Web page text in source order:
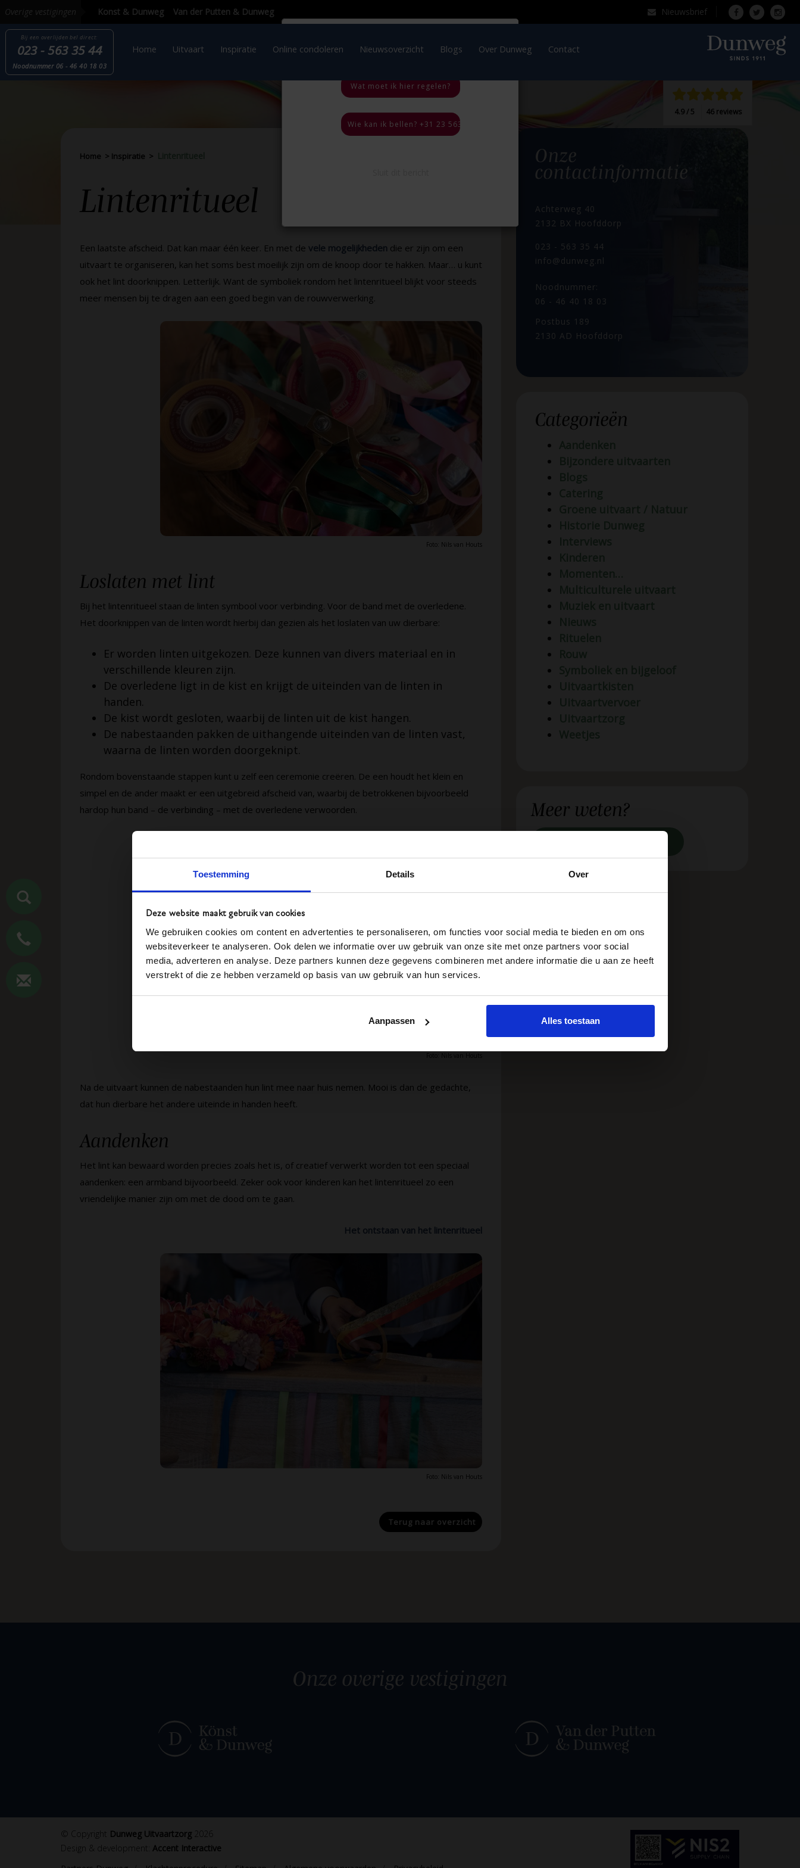
Toestemming Details Over
Deze website maakt gebruik van cookies
We gebruiken cookies om content en advertenties te personaliseren, om functies voor social media te bieden en om ons
websiteverkeer te analyseren. Ook delen we informatie over uw gebruik van onze site met onze partners voor social
media, adverteren en analyse. Deze partners kunnen deze gegevens combineren met andere informatie die u aan ze heeft
verstrekt of die ze hebben verzameld op basis van uw gebruik van hun services.
Aanpassen Alles toestaan
Overige vestigingen Nieuwsbrief
Bij een overlijdenbel direct:
023 - 563 35 44
Noodnummer06 - 46 40 18 03
Home Uitvaart Inspiratie Online condoleren Nieuwsoverzicht Blogs Over Dunweg
4.9 / 5 46 reviews
Home > Inspiratie >
Lintenritueel
Een laatste afscheid. Dat kan maar één keer. En met de vele mogelijkheden die er zijn om een
uitvaart te organiseren, kan het soms best moeilijk zijn om de knoop door te hakken. Maar… u kunt
ook het lint doorknippen. Letterlijk. Want de symboliek rondom het lintenritueel blijkt voor steeds
meer mensen bij te dragen aan een goed begin van de rouwverwerking.
Foto: Nils van Houts
Loslaten met lint
Bij het lintenritueel staan de linten symbool voor verbinding. Voor de band met de overledene.
Het doorknippen van de linten wordt hierbij dan gezien als het loslaten van uw dierbare:
Er worden linten uitgekozen. Deze kunnen van divers materiaal en in
verschillende kleuren zijn.
De overledene ligt in de kist en krijgt de uiteinden van de linten in
handen.
De kist wordt gesloten, waarbij de linten uit de kist hangen.
De nabestaanden pakken de uithangende uiteinden van de linten vast,
waarna de linten worden doorgeknipt.
Rondom bovenstaande stappen kunt u zelf een ceremonie creëren. De een houdt het klein en
simpel en de ander maakt er een uitgebreid afscheid van, waarbij de betrokkenen bijvoorbeeld
hardop hun band – de verbinding – met de overledene verwoorden.
Foto: Nils van Houts
Na de uitvaart kunnen de nabestaanden hun lint mee naar huis nemen. Mooi is dan de gedachte,
dat hun dierbare het andere uiteinde in handen heeft.
Aandenken
Het lint kan bewaard worden precies zoals het is, of creatief verwerkt worden tot een speciaal
aandenken: een armband bijvoorbeeld. Zeker ook voor kinderen kan het lintenritueel zo een
vriendelijke manier zijn om met de dood om te gaan.
Het ontstaan van het lintenritueel
Foto: Nils van Houts
Terug naar overzicht
Onze
contactinformatie
Achterweg 40
2132 BX Hoofddorp
023 - 563 35 44
info@dunweg.nl
Noodnummer:
06 - 46 40 18 03
Postbus 189
2130 AD Hoofddorp
Categorieën
Meer weten?
Onze overige vestigingen
© Copyright Dunweg Uitvaartzorg 2026
Design & development: Accent Interactive
×
OVERLIJDEN IN HET
BUITENLAND
Wat moet ik hier regelen?
Wie kan ik bellen? +31 23 563 35 44, 24 uur per dag.